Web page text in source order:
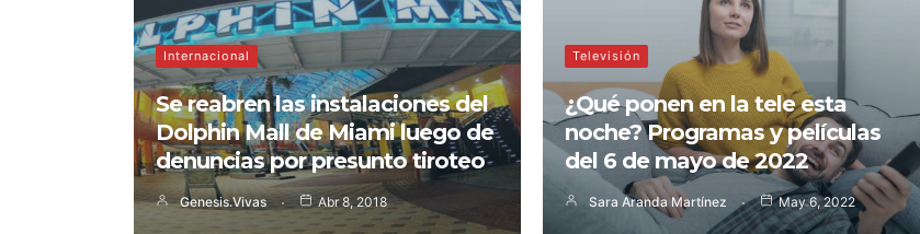
Internacional
Se reabren las instalaciones del
Dolphin Mall de Miami luego de
denuncias por presunto tiroteo
Genesis.vivas Abr 8, 2018
Televisión
¿Qué ponen en la tele esta
noche? Programas y películas
del 6 de mayo de 2022
Sara Aranda Martínez May 6, 2022